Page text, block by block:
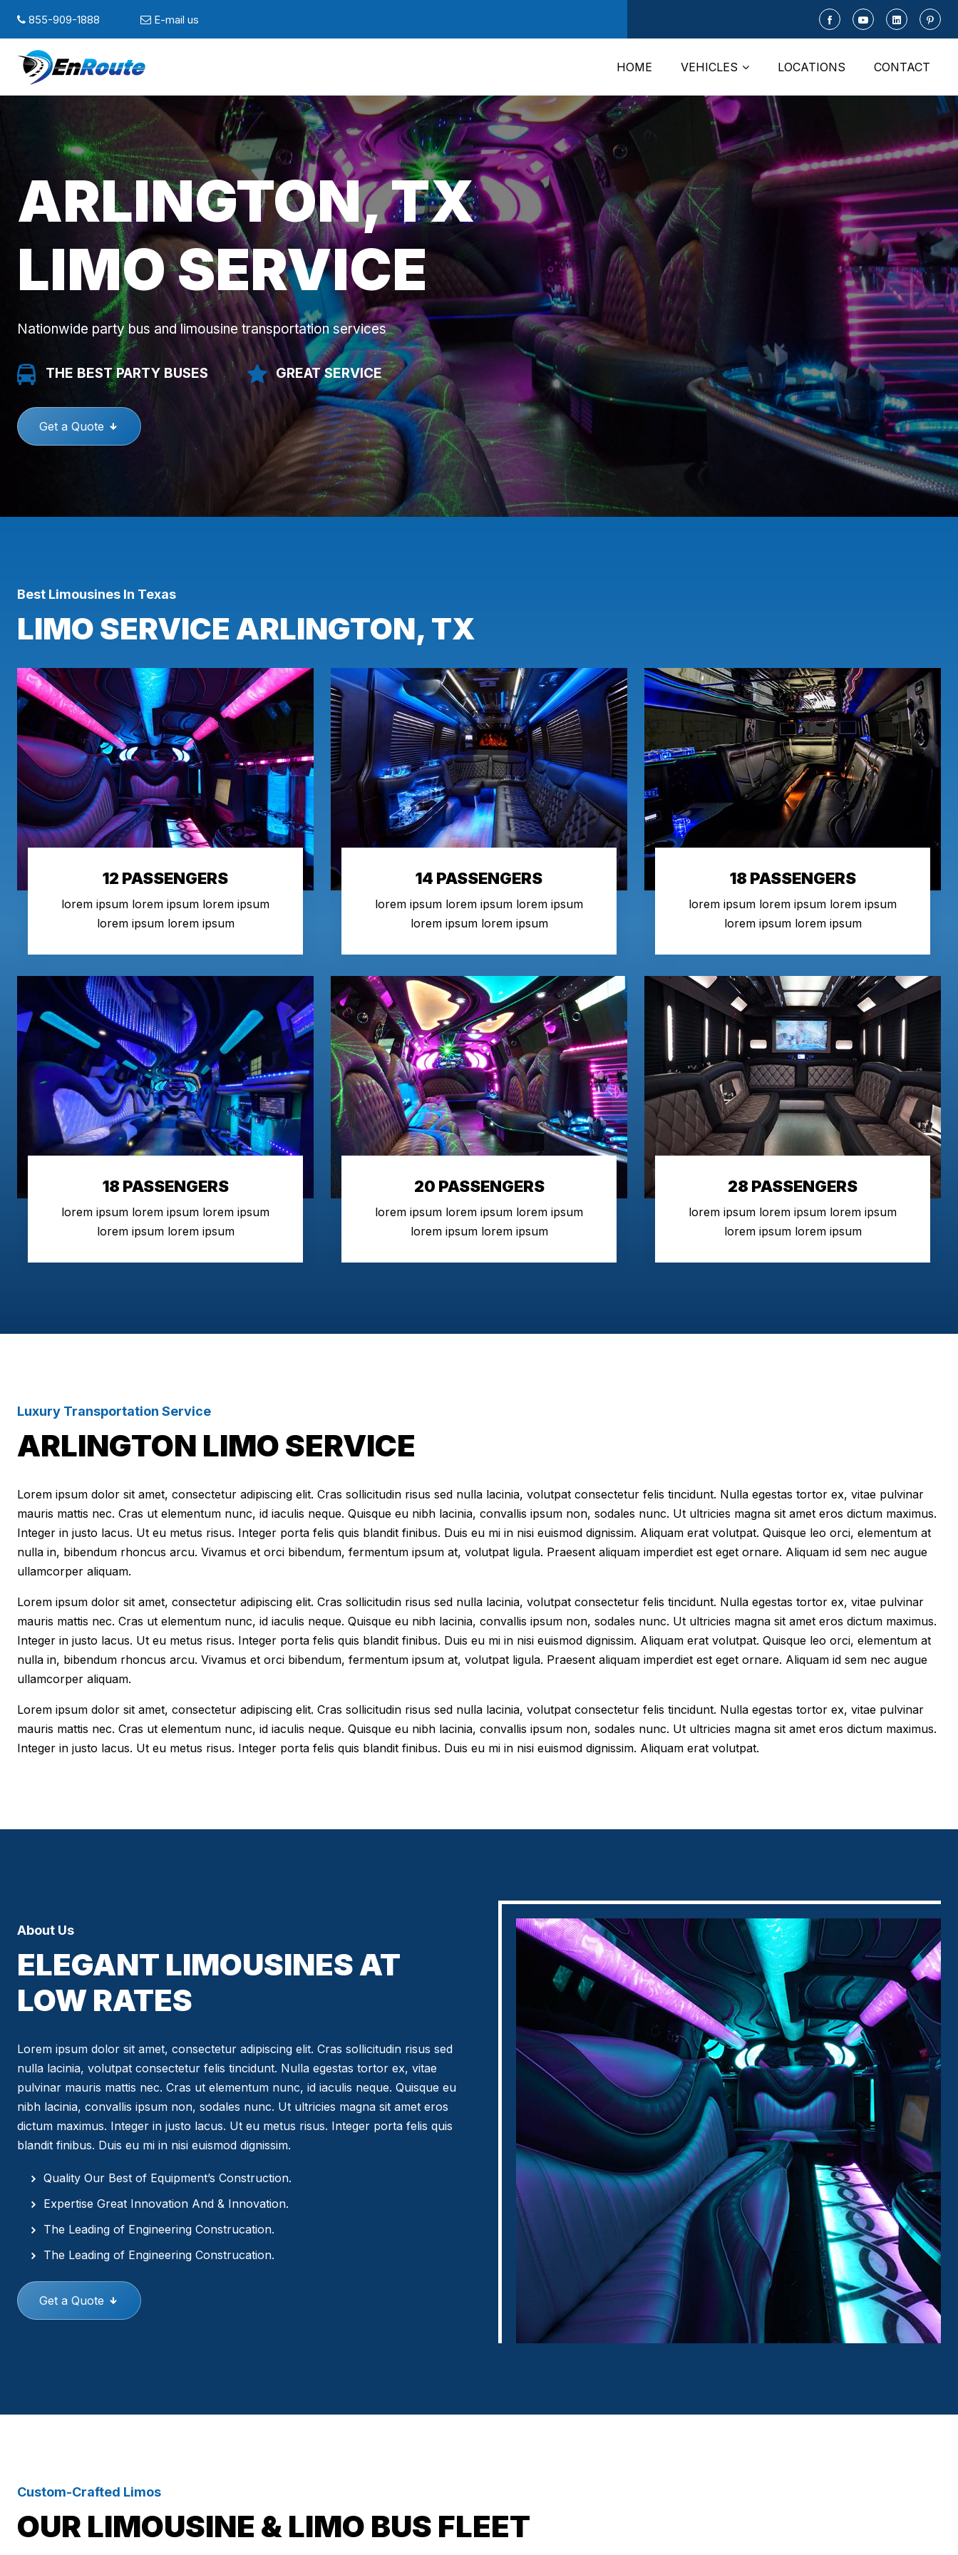
855-909-1888 E-mail us
HOME VEHICLES LOCATIONS CONTACT
ARLINGTON, TX
LIMO SERVICE
Nationwide party bus and limousine transportation services
THE BEST PARTY BUSES GREAT SERVICE
Get a Quote
Best Limousines In Texas
LIMO SERVICE ARLINGTON, TX
12 PASSENGERS
lorem ipsum lorem ipsum lorem ipsum
lorem ipsum lorem ipsum
14 PASSENGERS
lorem ipsum lorem ipsum lorem ipsum
lorem ipsum lorem ipsum
18 PASSENGERS
lorem ipsum lorem ipsum lorem ipsum
lorem ipsum lorem ipsum
18 PASSENGERS
lorem ipsum lorem ipsum lorem ipsum
lorem ipsum lorem ipsum
20 PASSENGERS
lorem ipsum lorem ipsum lorem ipsum
lorem ipsum lorem ipsum
28 PASSENGERS
lorem ipsum lorem ipsum lorem ipsum
lorem ipsum lorem ipsum
Luxury Transportation Service
ARLINGTON LIMO SERVICE
Lorem ipsum dolor sit amet, consectetur adipiscing elit. Cras sollicitudin risus sed nulla lacinia, volutpat consectetur felis tincidunt. Nulla egestas tortor ex, vitae pulvinar
mauris mattis nec. Cras ut elementum nunc, id iaculis neque. Quisque eu nibh lacinia, convallis ipsum non, sodales nunc. Ut ultricies magna sit amet eros dictum maximus.
Integer in justo lacus. Ut eu metus risus. Integer porta felis quis blandit finibus. Duis eu mi in nisi euismod dignissim. Aliquam erat volutpat. Quisque leo orci, elementum at
nulla in, bibendum rhoncus arcu. Vivamus et orci bibendum, fermentum ipsum at, volutpat ligula. Praesent aliquam imperdiet est eget ornare. Aliquam id sem nec augue
ullamcorper aliquam.
Lorem ipsum dolor sit amet, consectetur adipiscing elit. Cras sollicitudin risus sed nulla lacinia, volutpat consectetur felis tincidunt. Nulla egestas tortor ex, vitae pulvinar
mauris mattis nec. Cras ut elementum nunc, id iaculis neque. Quisque eu nibh lacinia, convallis ipsum non, sodales nunc. Ut ultricies magna sit amet eros dictum maximus.
Integer in justo lacus. Ut eu metus risus. Integer porta felis quis blandit finibus. Duis eu mi in nisi euismod dignissim. Aliquam erat volutpat. Quisque leo orci, elementum at
nulla in, bibendum rhoncus arcu. Vivamus et orci bibendum, fermentum ipsum at, volutpat ligula. Praesent aliquam imperdiet est eget ornare. Aliquam id sem nec augue
ullamcorper aliquam.
Lorem ipsum dolor sit amet, consectetur adipiscing elit. Cras sollicitudin risus sed nulla lacinia, volutpat consectetur felis tincidunt. Nulla egestas tortor ex, vitae pulvinar
mauris mattis nec. Cras ut elementum nunc, id iaculis neque. Quisque eu nibh lacinia, convallis ipsum non, sodales nunc. Ut ultricies magna sit amet eros dictum maximus.
Integer in justo lacus. Ut eu metus risus. Integer porta felis quis blandit finibus. Duis eu mi in nisi euismod dignissim. Aliquam erat volutpat.
About Us
ELEGANT LIMOUSINES AT
LOW RATES
Lorem ipsum dolor sit amet, consectetur adipiscing elit. Cras sollicitudin risus sed
nulla lacinia, volutpat consectetur felis tincidunt. Nulla egestas tortor ex, vitae
pulvinar mauris mattis nec. Cras ut elementum nunc, id iaculis neque. Quisque eu
nibh lacinia, convallis ipsum non, sodales nunc. Ut ultricies magna sit amet eros
dictum maximus. Integer in justo lacus. Ut eu metus risus. Integer porta felis quis
blandit finibus. Duis eu mi in nisi euismod dignissim.
Quality Our Best of Equipment’s Construction.
Expertise Great Innovation And & Innovation.
The Leading of Engineering Construcation.
The Leading of Engineering Construcation.
Get a Quote
Custom-Crafted Limos
OUR LIMOUSINE & LIMO BUS FLEET